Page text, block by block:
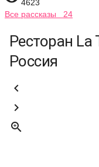
4623
Все рассказы 24
Ресторан La
Россия


